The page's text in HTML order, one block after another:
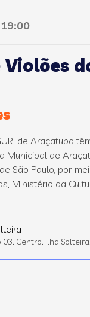
de Araçatuba
Municipal de
São Paulo, por
Ministério da
Centro, Ilha